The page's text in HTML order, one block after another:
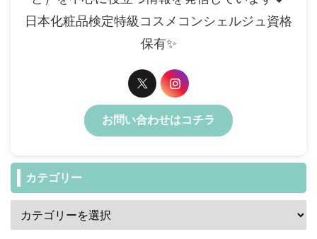
日本化粧品検定特級コスメコンシェルジュ資格
保有✨️
お問い合わせはコチラ
カテゴリー